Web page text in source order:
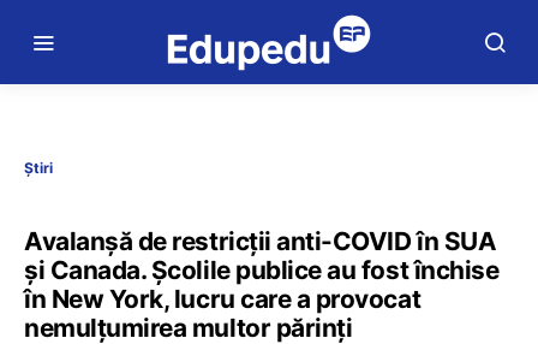
Știri
Avalanșă de restricții anti-COVID în SUA
și Canada. Școlile publice au fost închise
în New York, lucru care a provocat
nemulțumirea multor părinți